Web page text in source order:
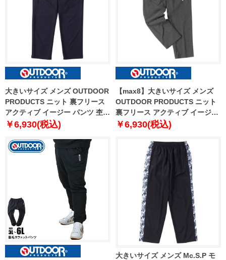
大きいサイズ メンズ OUTDOOR
PRODUCTS ニット 裏フリース
アクティブ イージー パンツ 杢ネ
イビー 1254-4340-1 3L 4L 5L
￥6,930(税込)
【max8】大きいサイズ メンズ
OUTDOOR PRODUCTS ニット
裏フリース アクティブ イージー
パンツ 杢チャコール 1254-4340-
￥6,930(税込)
大きいサイズ メンズ Mc.S.P モ